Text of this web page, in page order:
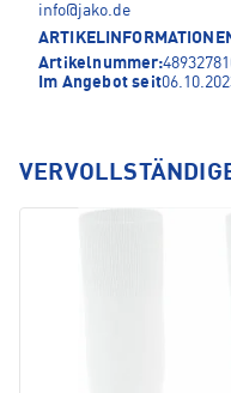
info@jako.de
Artikelnummer:
Im Angebot seit